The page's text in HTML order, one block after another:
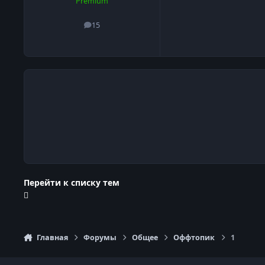
15
сообщения
Перейти к списку тем
Главная Форумы Общее Оффтопик 1